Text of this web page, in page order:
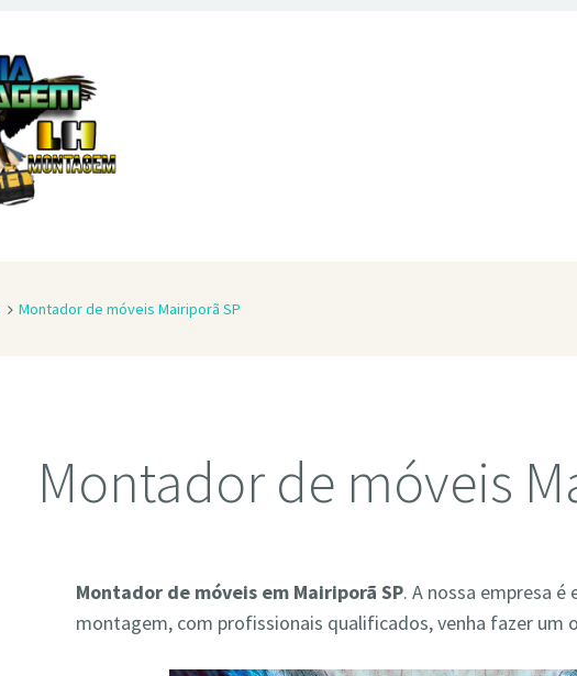
Montador de móveis Mairiporã SP
Montador de móveis
Montador de móveis em Mairiporã SP. A nossa empresa
montagem, com profissionais qualificados, venha fazer um